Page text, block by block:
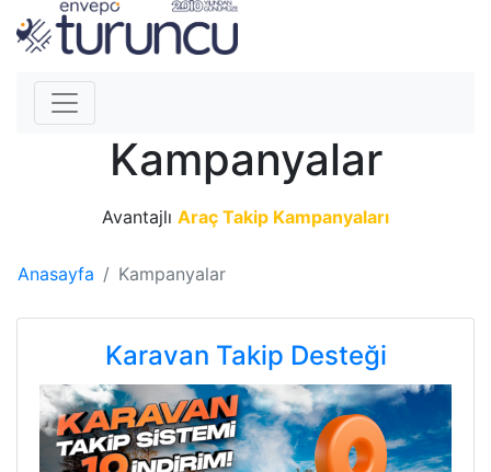
Kampanyalar
Avantajlı Araç Takip Kampanyaları
Anasayfa Kampanyalar
Karavan Takip Desteği